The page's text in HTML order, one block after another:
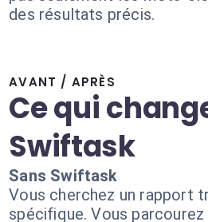
des résultats précis.
AVANT / APRÈS
Ce qui
Swiftask
Sans Swiftask
Vous cherchez un rapport
spécifique. Vous